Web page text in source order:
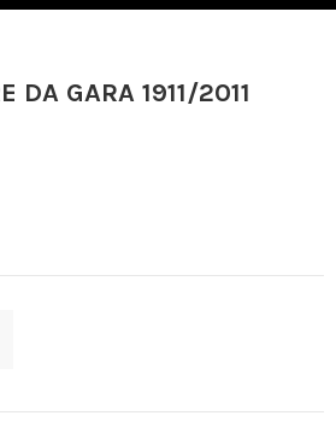
DA GARA 1911/2011